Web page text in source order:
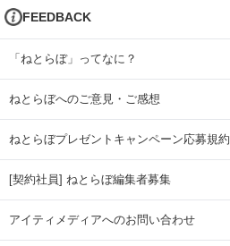
FEEDBACK
「ねとらぼ」ってなに？
ねとらぼへのご意見・ご感想
ねとらぼプレゼントキャンペーン応募規約
[契約社員] ねとらぼ編集者募集
アイティメディアへのお問い合わせ